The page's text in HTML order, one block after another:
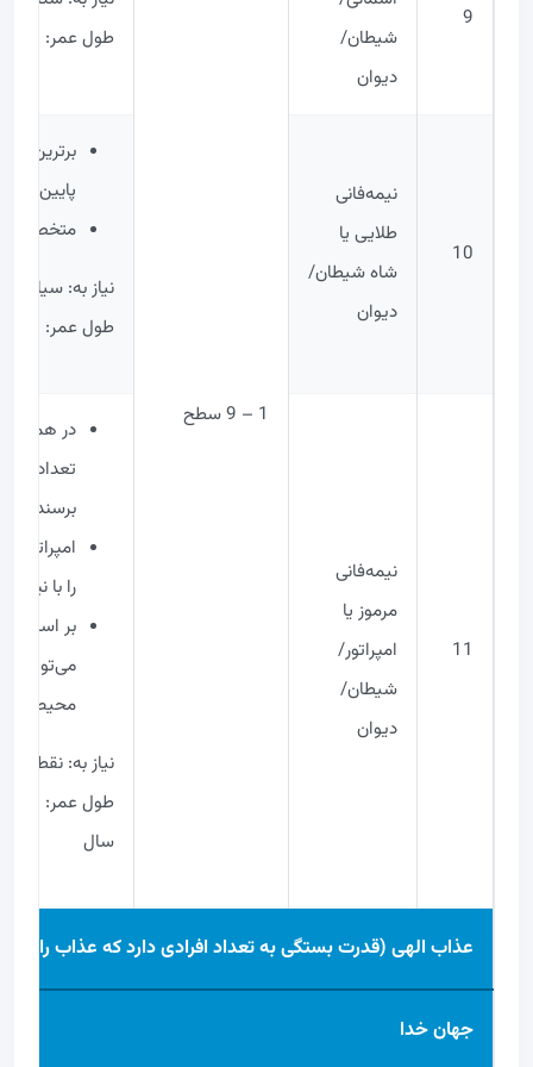
9
شیطان/
دیوان
1 – 9 سطح
طول عمر: 100,000,000,000 سال
10
نیمه‌فانی
طلایی یا
شاه شیطان/
دیوان
برترین
پایین
متخصصان
نیاز به:
طول عمر: 100,000,000,000,000 سال
11
نیمه‌فانی
مرموز یا
امپراتور/
شیطان/
دیوان
در همه جا
تعداد
برسند.
را با
بر اساس
می‌توانند
محیط
نیاز به: نقطه
سال
عذاب الهی (قدرت بستگی به تعداد افرادی دارد که عذاب را
جهان خدا